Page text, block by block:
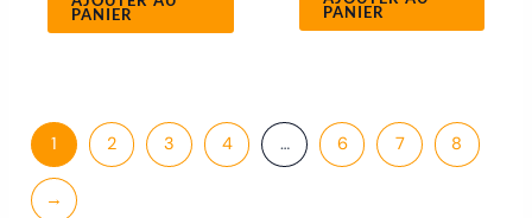
PANIER PANIER
1 2 3 4 … 6 7 8
→